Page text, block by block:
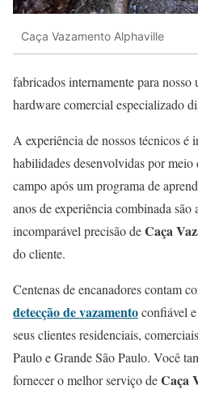
Caça Vazamento Alphaville
fabricados internamente para
hardware comercial especializado
A experiência de nossos técnicos é
habilidades desenvolvidas por meio
campo após um programa de
anos de experiência combinada são
incomparável precisão deCaça
do cliente.
Centenas de encanadores contam
detecção de vazamentoconfiável
seus clientes residenciais,
Paulo e Grande São Paulo. Você
fornecer o melhor serviço deCaça